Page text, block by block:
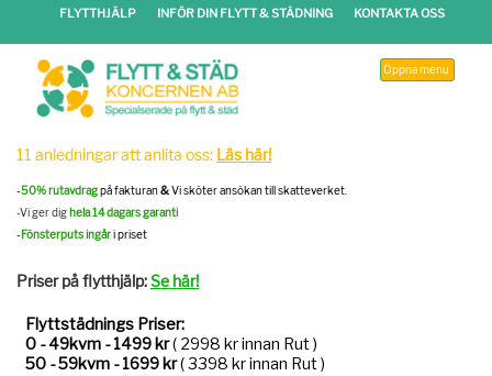
FLYTTHJÄLP INFÖR DIN FLYTT & STÄDNING KONTAKTA OSS
Öppna menu
11 anledningar att anlita oss: Läs här!
-50% rutavdragpå fakturan&Vi sköter ansökan till skatteverket.
-Vi ger dighela 14 dagars garanti
-Fönsterputs ingåri priset
Priser på flytthjälp:Se här!